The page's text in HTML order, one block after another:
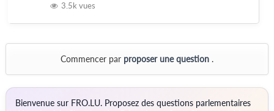
3.5k vues
Commencer par proposer une question .
Bienvenue sur FRO.LU. Proposez des questions parlementaires